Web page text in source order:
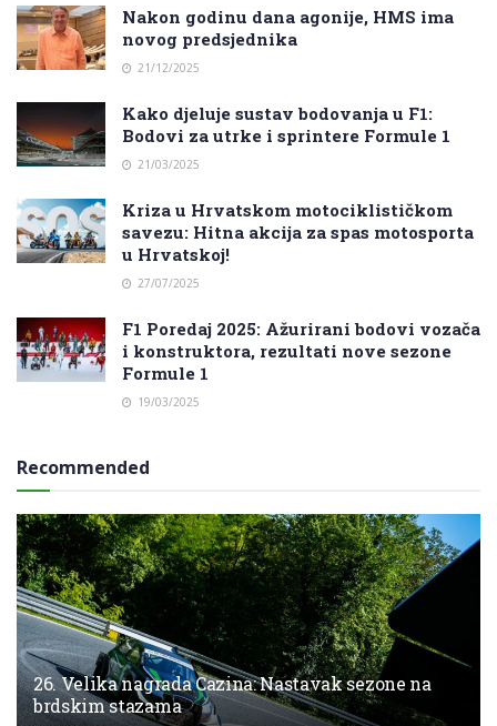
Nakon godinu dana agonije, HMS ima
novog predsjednika
21/12/2025
Kako djeluje sustav bodovanja u F1:
Bodovi za utrke i sprintere Formule 1
21/03/2025
Kriza u Hrvatskom motociklističkom
savezu: Hitna akcija za spas motosporta
u Hrvatskoj!
27/07/2025
F1 Poredaj 2025: Ažurirani bodovi vozača
i konstruktora, rezultati nove sezone
Formule 1
19/03/2025
Recommended
26. Velika nagrada Cazina: Nastavak sezone na
brdskim stazama